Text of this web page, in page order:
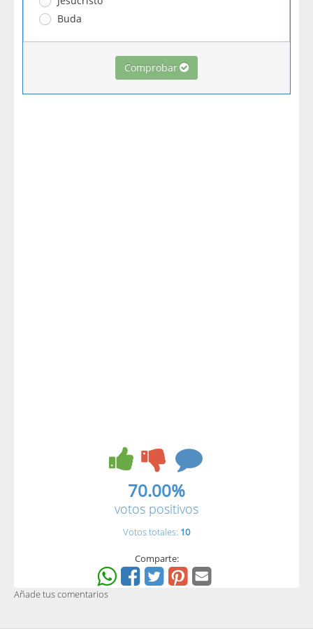
Buda
Comprobar
70.00%
votos positivos
Votos totales: 10
Comparte:
Añade tus comentarios